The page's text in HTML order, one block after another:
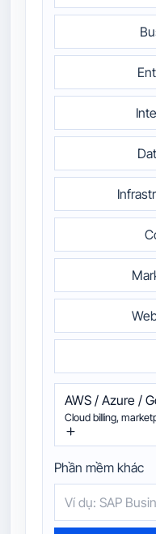
AWS / Azure /
Cloud billing,
Phần mềm khác